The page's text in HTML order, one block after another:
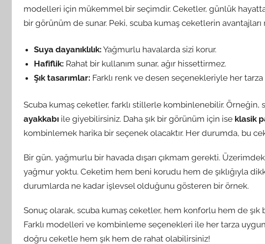
modelleri için mükemmel bir seçimdir. Ceketler, günlük hayatta
bir görünüm de sunar. Peki, scuba kumaş ceketlerin
Suya dayanıklılık: Yağmurlu havalarda sizi korur.
Hafiflik: Rahat bir kullanım sunar, ağır hissettirmez.
Şık tasarımlar: Farklı renk ve desen seçenekleriyle her tarza
Scuba kumaş ceketler, farklı stillerle kombinlenebilir. Örneğin,
ayakkabı ile giyebilirsiniz. Daha şık bir görünüm için ise klasik
kombinlemek harika bir seçenek olacaktır. Her durumda, bu
Bir gün, yağmurlu bir havada dışarı çıkmam gerekti.
yağmur yoktu. Ceketim hem beni korudu hem de şıklığıyla
durumlarda ne kadar işlevsel olduğunu gösteren bir örnek.
Sonuç olarak, scuba kumaş ceketler, hem konforlu hem de
Farklı modelleri ve kombinleme seçenekleri ile her tarza
doğru ceketle hem şık hem de rahat olabilirsiniz!